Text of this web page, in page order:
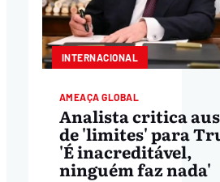
INTERNACIONAL
AMEAÇA GLOBAL
Analista critica
de 'limites' para
'É inacreditável,
ninguém faz nada'